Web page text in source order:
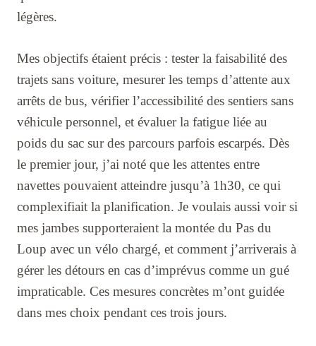
légères.
Mes objectifs étaient précis : tester la faisabilité des
trajets sans voiture, mesurer les temps d’attente aux
arrêts de bus, vérifier l’accessibilité des sentiers sans
véhicule personnel, et évaluer la fatigue liée au
poids du sac sur des parcours parfois escarpés. Dès
le premier jour, j’ai noté que les attentes entre
navettes pouvaient atteindre jusqu’à 1h30, ce qui
complexifiait la planification. Je voulais aussi voir si
mes jambes supporteraient la montée du Pas du
Loup avec un vélo chargé, et comment j’arriverais à
gérer les détours en cas d’imprévus comme un gué
impraticable. Ces mesures concrètes m’ont guidée
dans mes choix pendant ces trois jours.